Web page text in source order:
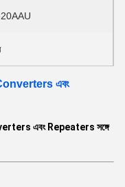
এবং
এবং Repeaters সঙ্গে